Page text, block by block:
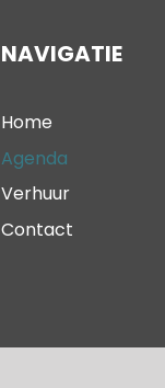
NAVIGATIE
Home
Agenda
Verhuur
Contact